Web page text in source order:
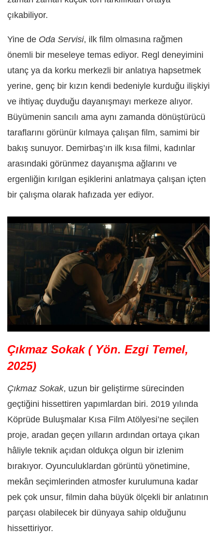
çıkabiliyor.
Yine de Oda Servisi, ilk film olmasına rağmen
önemli bir meseleye temas ediyor. Regl deneyimini
utanç ya da korku merkezli bir anlatıya hapsetmek
yerine, genç bir kızın kendi bedeniyle kurduğu ilişkiyi
ve ihtiyaç duyduğu dayanışmayı merkeze alıyor.
Büyümenin sancılı ama aynı zamanda dönüştürücü
taraflarını görünür kılmaya çalışan film, samimi bir
bakış sunuyor. Demirbaş’ın ilk kısa filmi, kadınlar
arasındaki görünmez dayanışma ağlarını ve
ergenliğin kırılgan eşiklerini anlatmaya çalışan içten
bir çalışma olarak hafızada yer ediyor.
Çıkmaz Sokak ( Yön. Ezgi Temel,
2025)
Çıkmaz Sokak, uzun bir geliştirme sürecinden
geçtiğini hissettiren yapımlardan biri. 2019 yılında
Köprüde Buluşmalar Kısa Film Atölyesi’ne seçilen
proje, aradan geçen yılların ardından ortaya çıkan
hâliyle teknik açıdan oldukça olgun bir izlenim
bırakıyor. Oyunculuklardan görüntü yönetimine,
mekân seçimlerinden atmosfer kurulumuna kadar
pek çok unsur, filmin daha büyük ölçekli bir anlatının
parçası olabilecek bir dünyaya sahip olduğunu
hissettiriyor.